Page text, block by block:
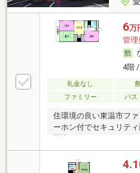
6万
管理
4階
礼金なし
ファミリー
バス
住環境の良い東温市フ
ーホン付でセキュリテ